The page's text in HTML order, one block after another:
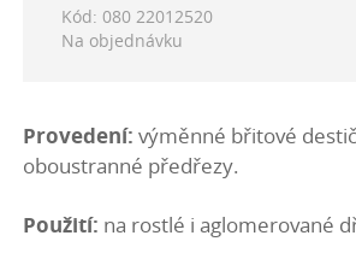
Kód: 080 22012520
Na objednávku
Provedení: výměnné břitové
oboustranné předřezy.
Použití: na rostlé i aglomerované